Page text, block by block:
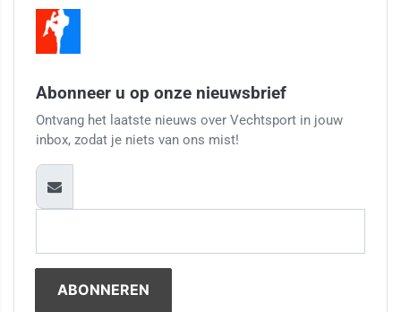
Abonneer u op onze nieuwsbrief
Ontvang het laatste nieuws over Vechtsport in jouw
inbox, zodat je niets van ons mist!